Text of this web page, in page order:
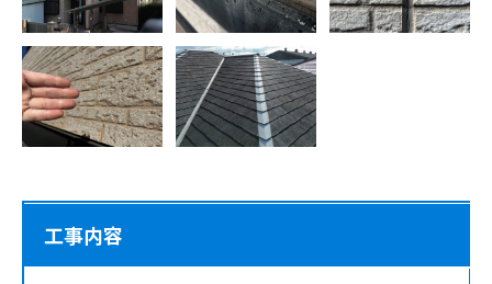
工事内容